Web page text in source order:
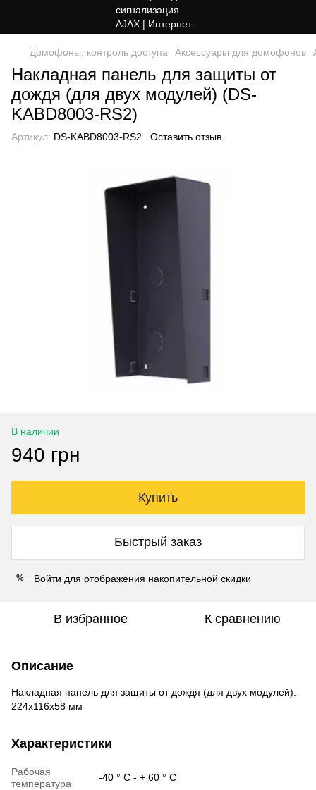
Домофоны, контроль доступа Аксессуары для домофонов
Накладная панель для защиты от
дождя (для двух модулей) (DS-
KABD8003-RS2)
Артикул: DS-KABD8003-RS2 Оставить отзыв
В наличии
940 грн
Купить
Быстрый заказ
% Войти для отображения накопительной скидки
В избранное К сравнению
Описание
Накладная панель для защиты от дождя (для двух модулей).
224х116х58 мм
Характеристики
Рабочая
температура
-40 ° С - + 60 ° С